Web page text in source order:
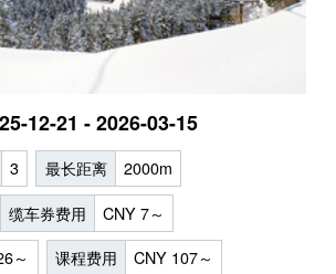
12-21 - 2026-03-15
3 最长距离 2000m
缆车券费用 CNY 7～
～ 课程费用 CNY 107～